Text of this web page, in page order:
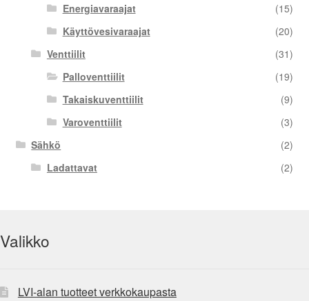
Energiavaraajat
(15)
Käyttövesivaraajat
(20)
Venttiilit
(31)
Palloventtiilit
(19)
Takaiskuventtiilit
(9)
Varoventtiilit
(3)
Sähkö
(2)
Ladattavat
(2)
Valikko
LVI-alan tuotteet verkkokaupasta